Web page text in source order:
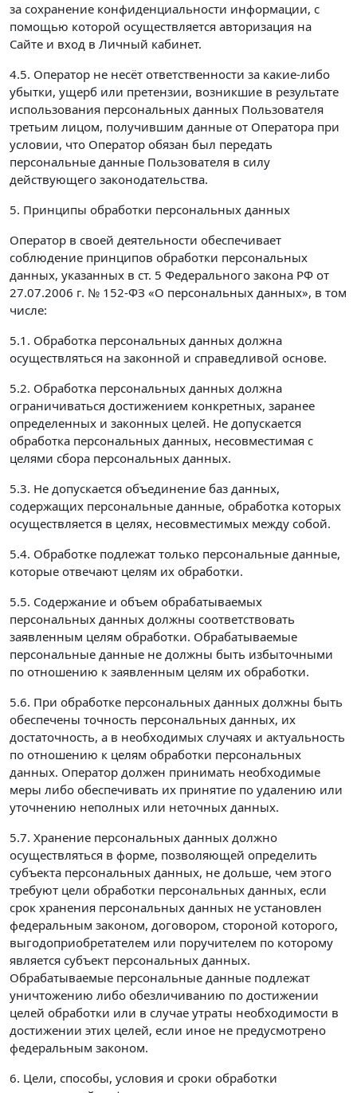
за сохранение конфиденциальности информации, с
помощью которой осуществляется авторизация на
Сайте и вход в Личный кабинет.
4.5. Оператор не несёт ответственности за какие-либо
убытки, ущерб или претензии, возникшие в результате
использования персональных данных Пользователя
третьим лицом, получившим данные от Оператора при
условии, что Оператор обязан был передать
персональные данные Пользователя в силу
действующего законодательства.
5. Принципы обработки персональных данных
Оператор в своей деятельности обеспечивает
соблюдение принципов обработки персональных
данных, указанных в ст. 5 Федерального закона РФ от
27.07.2006 г. № 152-ФЗ «О персональных данных», в том
числе:
5.1. Обработка персональных данных должна
осуществляться на законной и справедливой основе.
5.2. Обработка персональных данных должна
ограничиваться достижением конкретных, заранее
определенных и законных целей. Не допускается
обработка персональных данных, несовместимая с
целями сбора персональных данных.
5.3. Не допускается объединение баз данных,
содержащих персональные данные, обработка которых
осуществляется в целях, несовместимых между собой.
5.4. Обработке подлежат только персональные данные,
которые отвечают целям их обработки.
5.5. Содержание и объем обрабатываемых
персональных данных должны соответствовать
заявленным целям обработки. Обрабатываемые
персональные данные не должны быть избыточными
по отношению к заявленным целям их обработки.
5.6. При обработке персональных данных должны быть
обеспечены точность персональных данных, их
достаточность, а в необходимых случаях и актуальность
по отношению к целям обработки персональных
данных. Оператор должен принимать необходимые
меры либо обеспечивать их принятие по удалению или
уточнению неполных или неточных данных.
5.7. Хранение персональных данных должно
осуществляться в форме, позволяющей определить
субъекта персональных данных, не дольше, чем этого
требуют цели обработки персональных данных, если
срок хранения персональных данных не установлен
федеральным законом, договором, стороной которого,
выгодоприобретателем или поручителем по которому
является субъект персональных данных.
Обрабатываемые персональные данные подлежат
уничтожению либо обезличиванию по достижении
целей обработки или в случае утраты необходимости в
достижении этих целей, если иное не предусмотрено
федеральным законом.
6. Цели, способы, условия и сроки обработки